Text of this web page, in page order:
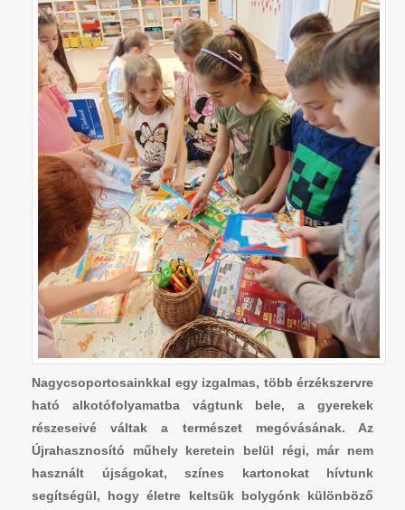
Nagycsoportosainkkal egy izgalmas, több érzékszervre
ható alkotófolyamatba vágtunk bele, a gyerekek
részeseivé váltak a természet megóvásának. Az
Újrahasznosító műhely keretein belül régi, már nem
használt újságokat, színes kartonokat hívtunk
segítségül, hogy életre keltsük bolygónk különböző